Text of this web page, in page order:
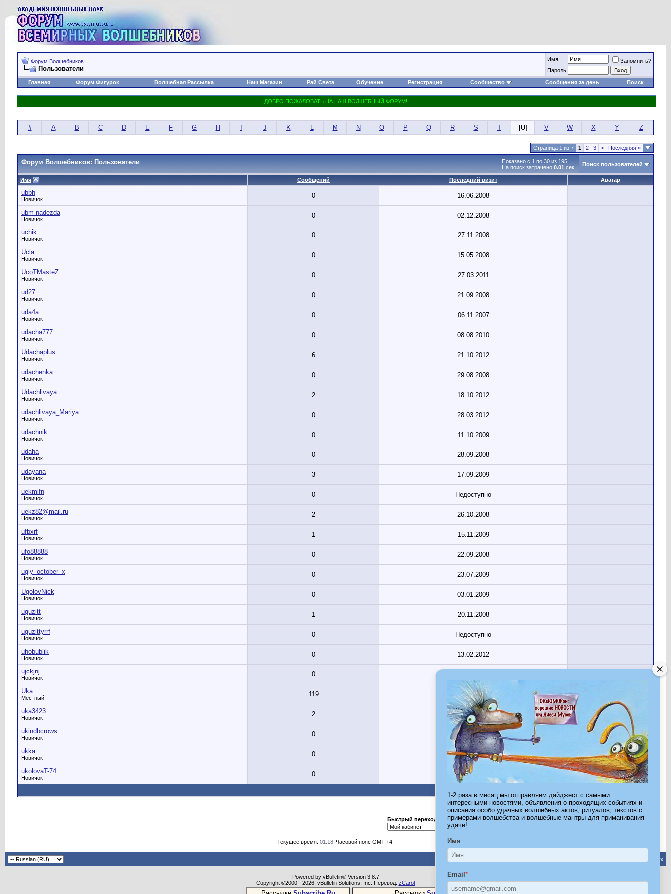
1-2 раза в месяц мы отправляем дайджест с самыми
интересными новостями, объявления о проходящих событиях и
описания особо удачных волшебных актов, ритуалов, текстов с
примерами волшебства и волшебные мантры для приманивания
удачи!
Имя
Email *
Форум Волшебников
Пользователи
Имя
Запомнить?
Пароль
Главная
Форум Фигурок Волшебная Рассылка Наш Магазин Рай Света Обучение Регистрация Сообщество Сообщения за день Поиск
# A B C D E F G H J K L M N O P Q R S T [U] V W X Y Z
Страница 1 из 7 1 2 3 > Последняя »
Показано с 1 по 30 из 195.
На поиск затрачено 0.01 сек.
Форум Волшебников: Пользователи Поиск пользователей
Имя Сообщений Последний визит Аватар
ubbh
Новичок 0 16.06.2008
ubm-nadezda
Новичок 0 02.12.2008
uchik
Новичок 0 27.11.2008
Ucla
Новичок 0 15.05.2008
UcoTMasteZ
Новичок 0 27.03.2011
ud27
Новичок 0 21.09.2008
uda4a
Новичок 0 06.11.2007
udacha777
Новичок 0 08.08.2010
Udachaplus
Новичок 6 21.10.2012
udachenka
Новичок 0 29.08.2008
Udachlivaya
Новичок 2 18.10.2012
udachlivaya_Mariya
Новичок 0 28.03.2012
udachnik
Новичок 0 11.10.2009
udaha
Новичок 0 28.09.2008
udayana
Новичок 3 17.09.2009
uekmifn
Новичок 0 Недоступно
uekz82@mail.ru
Новичок 2 26.10.2008
ufbxrf
Новичок 1 15.11.2009
ufo88888
Новичок 0 22.09.2008
ugly_october_x
Новичок 0 23.07.2009
UgolovNick
Новичок 0 03.01.2009
uguzitt
Новичок 1 20.11.2008
uguzittyrrf
Новичок 0 Недоступно
uhobublik
Новичок 0 13.02.2012
ujckjnj
Новичок 0
Uka
Местный 119 24.12.2012
uka3423
Новичок 2 15.03.2009
ukindbcrows
Новичок 0 Недоступно
ukka
Новичок 0 09.11.2007
ukolovaT-74
Новичок 0 12.03.2008
Страница 1 из 7 1 2 3 > Последняя »
Быстрый переход
Текущее время: 01:18 . Часовой пояс GMT +4.
Вверх
Powered by vBulletin® Version 3.8.7
Copyright ©2000 - 2026, vBulletin Solutions, Inc. Перевод: zCarot